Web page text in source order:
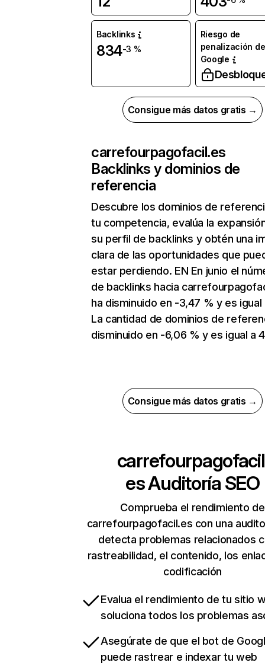
Backlinks
834-3 %
Riesgo de
penalización de
Google
Consigue más datos gratis →
carrefourpagofacil.es
Backlinks y dominios de
referencia
Descubre los dominios de
tu competencia, evalúa la
su perfil de backlinks y obtén una
clara de las oportunidades que
estar perdiendo. EN En junio el
de backlinks hacia
ha disminuido en -3,47 % y es igual
La cantidad de dominios de
disminuido en -6,06 % y es igual a
Consigue más datos gratis →
esAuditoría SEO
Comprueba el rendimiento de
carrefourpagofacil.es con una
detecta problemas relacionados
rastreabilidad, el contenido, los
codificación
Evalua el rendimiento de tu sitio
soluciona todos los problemas
Asegúrate de que el bot de
puede rastrear e indexar tu web